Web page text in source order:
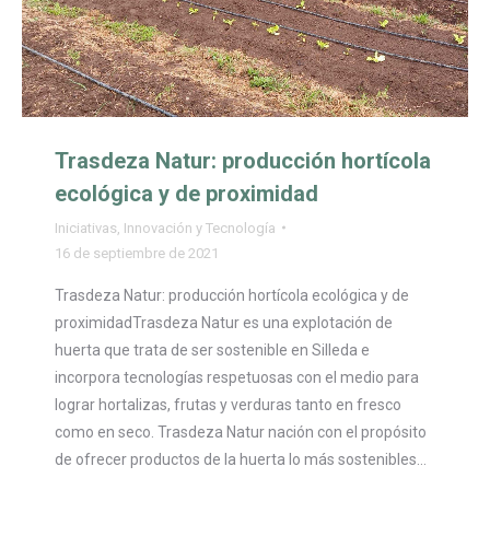
Trasdeza Natur: producción hortícola
ecológica y de proximidad
Iniciativas Innovación y Tecnología
16 de septiembre de 2021
Trasdeza Natur: producción hortícola ecológica y de
proximidadTrasdeza Natur es una explotación de
huerta que trata de ser sostenible en Silleda e
incorpora tecnologías respetuosas con el medio para
lograr hortalizas, frutas y verduras tanto en fresco
como en seco. Trasdeza Natur nación con el propósito
de ofrecer productos de la huerta lo más sostenibles…